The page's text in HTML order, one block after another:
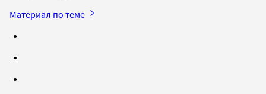
Материал по теме